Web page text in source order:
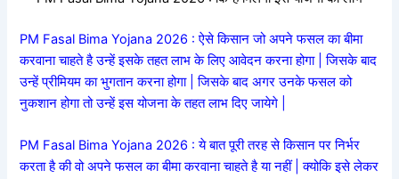
PM Fasal Bima Yojana 2026 : ऐसे किसान जो अपने फसल का बीमा
करवाना चाहते है उन्हें इसके तहत लाभ के लिए आवेदन करना होगा | जिसके बाद
उन्हें प्रीमियम का भुगतान करना होगा | जिसके बाद अगर उनके फसल को
नुकशान होगा तो उन्हें इस योजना के तहत लाभ दिए जायेगे |
PM Fasal Bima Yojana 2026 : ये बात पूरी तरह से किसान पर निर्भर
करता है की वो अपने फसल का बीमा करवाना चाहते है या नहीं | क्योकि इसे लेकर